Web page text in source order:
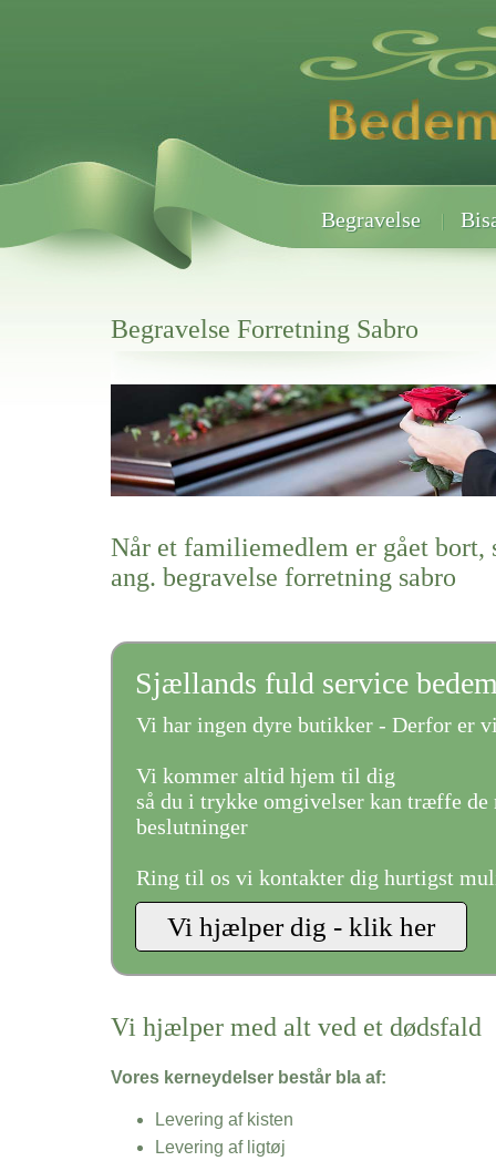
Begravelse
Begravelse Forretning Sabro
Her hos os får du altid en god afslutning når det gælder
Begravelse Forretning Sabro
vi hjælper i alle faser af begravelsel
Når et familiemedlem er gået bort,
ang. begravelse forretning sabro
Sjællands fuld service
Vi har ingen dyre butikker - Derfor er
Vi kommer altid hjem til dig
så du i trykke omgivelser kan træffe de
beslutninger
Ring til os vi kontakter dig hurtigst
Vi hjælper med alt ved et dødsfald
Vores kerneydelser består bla af:
Levering af kisten
Levering af ligtøj